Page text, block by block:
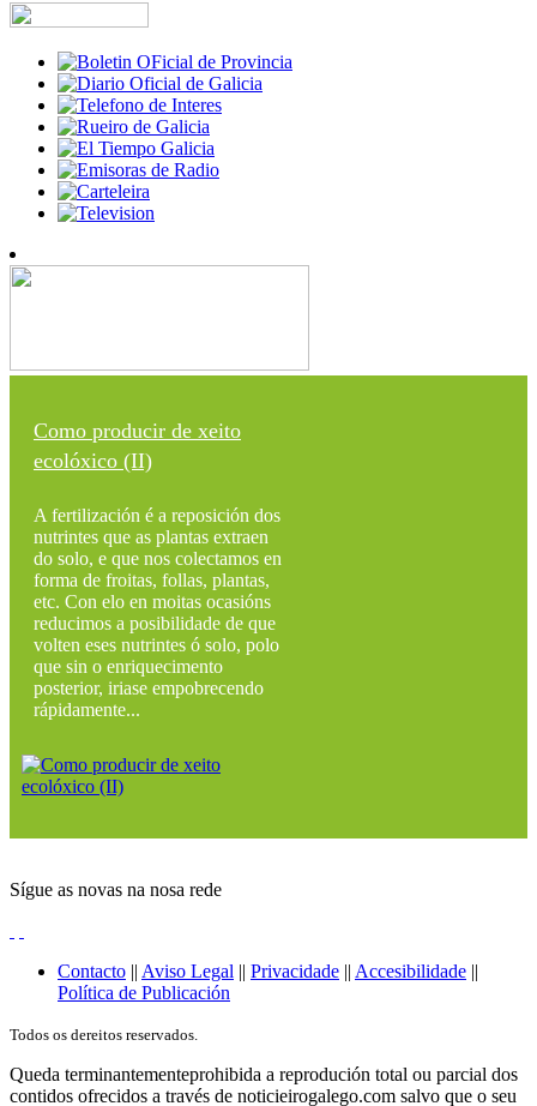
Como producir de xeito
ecolóxico (II)
A fertilización é a reposición dos
nutrintes que as plantas extraen
do solo, e que nos colectamos en
forma de froitas, follas, plantas,
etc. Con elo en moitas ocasións
reducimos a posibilidade de que
volten eses nutrintes ó solo, polo
que sin o enriquecimento
posterior, iriase empobrecendo
rápidamente...
Sígue as novas na nosa rede
Contacto || Aviso Legal || Privacidade || Accesibilidade ||
Política de Publicación
Todos os dereitos reservados.
Queda terminantementeprohibida a reprodución total ou parcial dos
contidos ofrecidos a través de noticieirogalego.com salvo que o seu